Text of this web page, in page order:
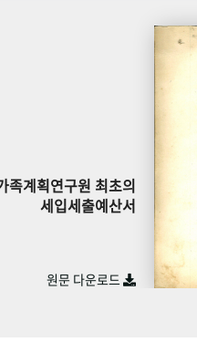
족계획연구원 최초의
세입세출예산서
원문 다운로드